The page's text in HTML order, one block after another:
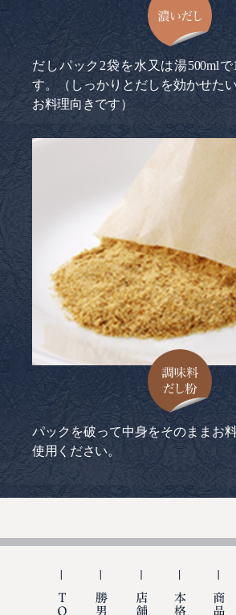
だしパック2袋を水又は湯500mlで
す。（しっかりとだしを効かせた
お料理向きです）
パックを破って中身をそのままお
使用ください。
勝男屋の出汁
店舗紹介 本格レシ